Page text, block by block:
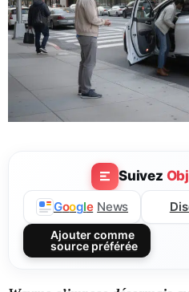
Suivez
Google News
Ajouter comme
source préférée